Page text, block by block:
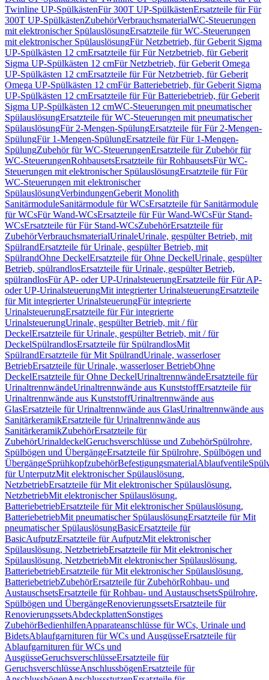
Twinline UP-SpülkästenFür 300T UP-SpülkästenErsatzteile für Für
300T UP-SpülkästenZubehörVerbrauchsmaterialWC-Steuerungen
mit elektronischer SpülauslösungErsatzteile für WC-Steuerungen
mit elektronischer SpülauslösungFür Netzbetrieb, für Geberit Sigma
UP-Spülkästen 12 cmErsatzteile für Für Netzbetrieb, für Geberit
Sigma UP-Spülkästen 12 cmFür Netzbetrieb, für Geberit Omega
UP-Spülkästen 12 cmErsatzteile für Für Netzbetrieb, für Geberit
Omega UP-Spülkästen 12 cmFür Batteriebetrieb, für Geberit Sigma
UP-Spülkästen 12 cmErsatzteile für Für Batteriebetrieb, für Geberit
Sigma UP-Spülkästen 12 cmWC-Steuerungen mit pneumatischer
SpülauslösungErsatzteile für WC-Steuerungen mit pneumatischer
SpülauslösungFür 2-Mengen-SpülungErsatzteile für Für 2-Mengen-
SpülungFür 1-Mengen-SpülungErsatzteile für Für 1-Mengen-
SpülungZubehör für WC-SteuerungenErsatzteile für Zubehör für
WC-SteuerungenRohbausetsErsatzteile für RohbausetsFür WC-
Steuerungen mit elektronischer SpülauslösungErsatzteile für Für
WC-Steuerungen mit elektronischer
SpülauslösungVerbindungenGeberit Monolith
SanitärmoduleSanitärmodule für WCsErsatzteile für Sanitärmodule
für WCsFür Wand-WCsErsatzteile für Für Wand-WCsFür Stand-
WCsErsatzteile für Für Stand-WCsZubehörErsatzteile für
ZubehörVerbrauchsmaterialUrinaleUrinale, gespülter Betrieb, mit
SpülrandErsatzteile für Urinale, gespülter Betrieb, mit
SpülrandOhne DeckelErsatzteile für Ohne DeckelUrinale, gespülter
Betrieb, spülrandlosErsatzteile für Urinale, gespülter Betrieb,
spülrandlosFür AP- oder UP-UrinalsteuerungErsatzteile für Für AP-
oder UP-UrinalsteuerungMit integrierter UrinalsteuerungErsatzteile
für Mit integrierter UrinalsteuerungFür integrierte
UrinalsteuerungErsatzteile für Für integrierte
UrinalsteuerungUrinale, gespülter Betrieb, mit / für
DeckelErsatzteile für Urinale, gespülter Betrieb, mit / für
DeckelSpülrandlosErsatzteile für SpülrandlosMit
SpülrandErsatzteile für Mit SpülrandUrinale, wasserloser
BetriebErsatzteile für Urinale, wasserloser BetriebOhne
DeckelErsatzteile für Ohne DeckelUrinaltrennwändeErsatzteile für
UrinaltrennwändeUrinaltrennwände aus KunststoffErsatzteile für
Urinaltrennwände aus KunststoffUrinaltrennwände aus
GlasErsatzteile für Urinaltrennwände aus GlasUrinaltrennwände aus
SanitärkeramikErsatzteile für Urinaltrennwände aus
SanitärkeramikZubehörErsatzteile für
ZubehörUrinaldeckelGeruchsverschlüsse und ZubehörSpülrohre,
Spülbögen und ÜbergängeErsatzteile für Spülrohre, Spülbögen und
ÜbergängeSprühkopfzubehörBefestigungsmaterialAblaufventile
für UnterputzMit elektronischer Spülauslösung,
NetzbetriebErsatzteile für Mit elektronischer Spülauslösung,
NetzbetriebMit elektronischer Spülauslösung,
BatteriebetriebErsatzteile für Mit elektronischer Spülauslösung,
BatteriebetriebMit pneumatischer SpülauslösungErsatzteile für Mit
pneumatischer SpülauslösungBasicErsatzteile für
BasicAufputzErsatzteile für AufputzMit elektronischer
Spülauslösung, NetzbetriebErsatzteile für Mit elektronischer
Spülauslösung, NetzbetriebMit elektronischer Spülauslösung,
BatteriebetriebErsatzteile für Mit elektronischer Spülauslösung,
BatteriebetriebZubehörErsatzteile für ZubehörRohbau- und
AustauschsetsErsatzteile für Rohbau- und AustauschsetsSpülrohre,
Spülbögen und ÜbergängeRenovierungssetsErsatzteile für
RenovierungssetsAbdeckplattenSonstiges
ZubehörBedienhilfenApparateanschlüsse für WCs, Urinale und
BidetsAblaufgarnituren für WCs und AusgüsseErsatzteile für
Ablaufgarnituren für WCs und
AusgüsseGeruchsverschlüsseErsatzteile für
GeruchsverschlüsseAnschlussbögenErsatzteile für